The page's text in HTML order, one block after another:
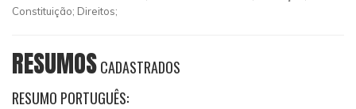
Constituição; Direitos;
RESUMOSCADASTRADOS
RESUMO PORTUGUÊS: